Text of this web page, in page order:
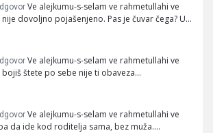
Ve alejkumu-s-selam ve rahmetullahi ve
dovoljno pojašenjeno. Pas je čuvar čega? U…
Ve alejkumu-s-selam ve rahmetullahi ve
bojiš štete po sebe nije ti obaveza…
Ve alejkumu-s-selam ve rahmetullahi ve
da ide kod roditelja sama, bez muža.…